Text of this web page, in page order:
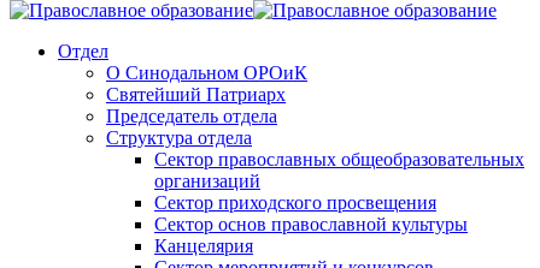
Отдел
О Синодальном ОРОиК
Святейший Патриарх
Председатель отдела
Структура отдела
Сектор православных общеобразовательных
организаций
Сектор приходского просвещения
Сектор основ православной культуры
Канцелярия